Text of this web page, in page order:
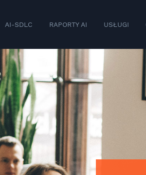
AI-SDLC RAPORTY AI USŁUGI